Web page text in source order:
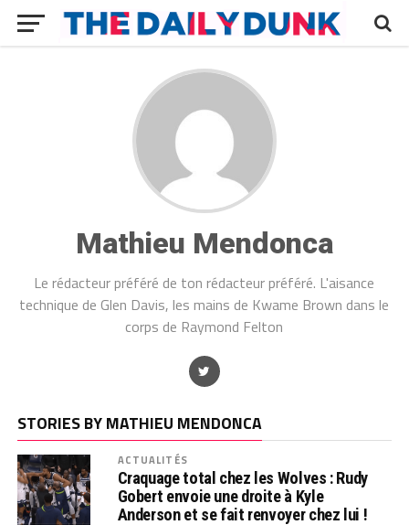
Mathieu Mendonca
Le rédacteur préféré de ton rédacteur préféré. L'aisance
technique de Glen Davis, les mains de Kwame Brown dans le
corps de Raymond Felton
STORIES BY MATHIEU MENDONCA
ACTUALITÉS
Craquage total chez les Wolves : Rudy
Gobert envoie une droite à Kyle
Anderson et se fait renvoyer chez lui !